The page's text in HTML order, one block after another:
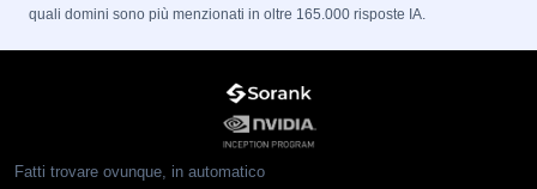
quali domini sono più menzionati in oltre 165.000 risposte IA.
Fatti trovare ovunque, in automatico